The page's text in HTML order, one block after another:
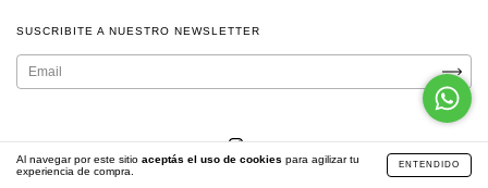
Al navegar por este sitio aceptás el uso de cookies para agilizar tu
experiencia de compra.
ENTENDIDO
SUSCRIBITE A NUESTRO NEWSLETTER